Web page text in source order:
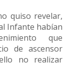
quiso revelar,
Infante habían
que
de ascensor
no realizar